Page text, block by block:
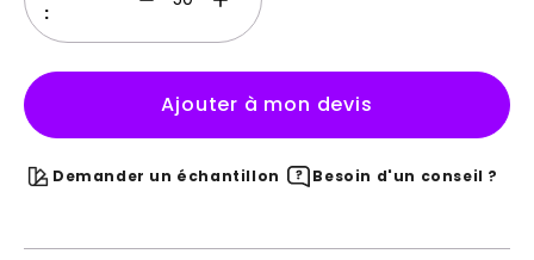
:
Ajouter à mon devis
Demander un échantillon Besoin d'un conseil ?